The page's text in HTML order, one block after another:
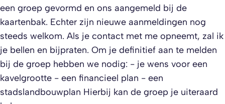
een groep gevormd en ons aangemeld bij de
kaartenbak. Echter zijn nieuwe aanmeldingen nog
steeds welkom. Als je contact met me opneemt, zal ik
je bellen en bijpraten. Om je definitief aan te melden
bij de groep hebben we nodig: - je wens voor een
kavelgrootte - een financieel plan - een
stadslandbouwplan Hierbij kan de groep je uiteraard